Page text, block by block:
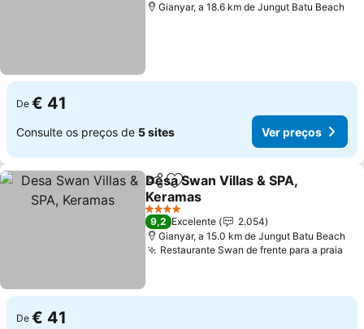
Gianyar, a 18.6 km de Jungut Batu Beach
De € 41
Consulte os preços de 5 sites Ver preços
PartilharAdicionar aos favoritos
Desa Swan Villas & SPA,
Keramas
Ver preços
4 Estrelas
9,2 Excelente
2.054
Gianyar, a 15.0 km de Jungut Batu Beach
Restaurante Swan de frente para a praia
De € 41